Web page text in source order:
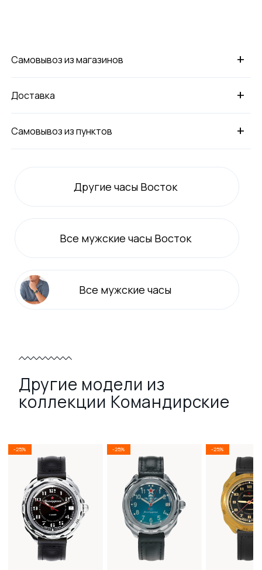
+
Самовывоз из магазинов
+
Доставка
+
Самовывоз из пунктов
Другие часы Восток
Все мужские часы Восток
Все мужские часы
Другие модели из
коллекции Командирские
-25% -25% -25%